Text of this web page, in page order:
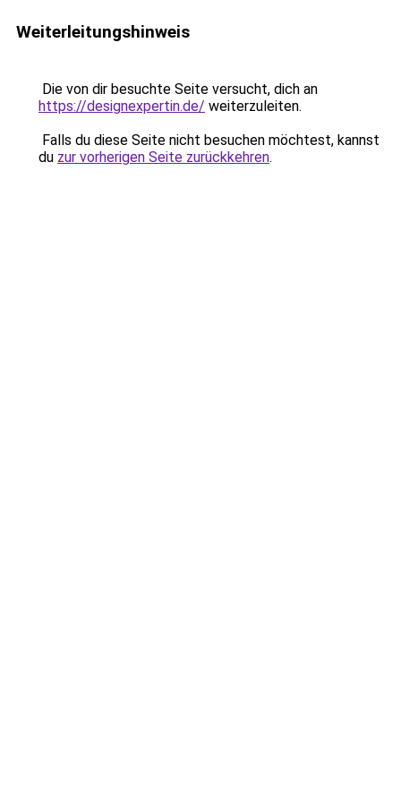
Weiterleitungshinweis
Die von dir besuchte Seite versucht, dich an
https://designexpertin.de/ weiterzuleiten.
Falls du diese Seite nicht besuchen möchtest, kannst
du zur vorherigen Seite zurückkehren.